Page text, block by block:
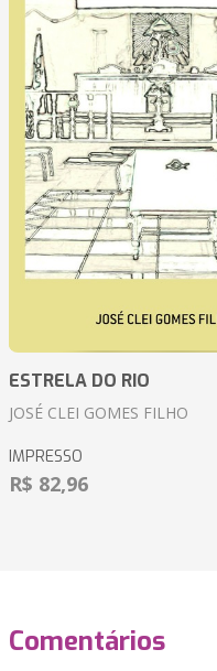
ESTRELA DO RIO
JOSÉ CLEI GOMES FILHO
IMPRESSO
R$ 82,96
Comentários